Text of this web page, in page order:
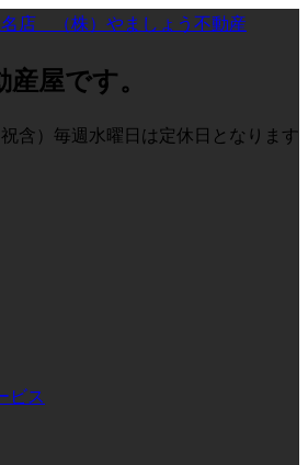
屋です。
含）毎週水曜日は定休日となります
ビス